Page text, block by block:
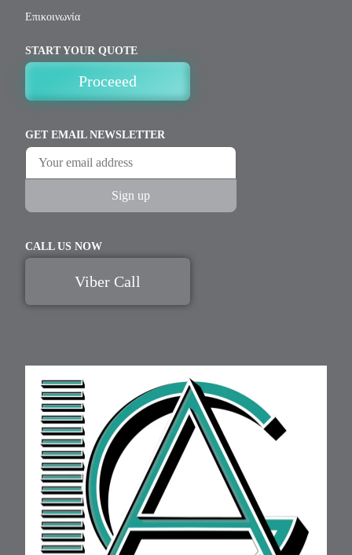
Επικοινωνία
START YOUR QUOTE
Proceeed
GET EMAIL NEWSLETTER
CALL US NOW
Viber Call